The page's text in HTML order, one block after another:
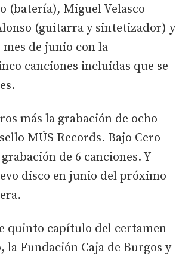
(batería), Miguel Velasco
(guitarra y sintetizador) y
de junio con la
canciones incluidas que se
más la grabación de ocho
MÚS Records. Bajo Cero
de 6 canciones. Y
disco en junio del próximo
quinto capítulo del certamen
Fundación Caja de Burgos y